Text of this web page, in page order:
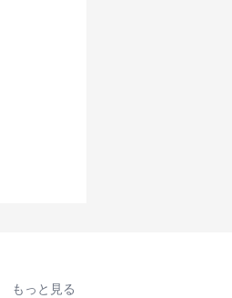
もっと見る